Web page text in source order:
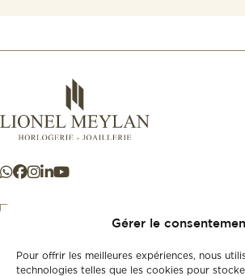
Gérer le
Pour offrir les meilleures expériences, nous
technologies telles que les cookies pour
+41 21 925 50 50